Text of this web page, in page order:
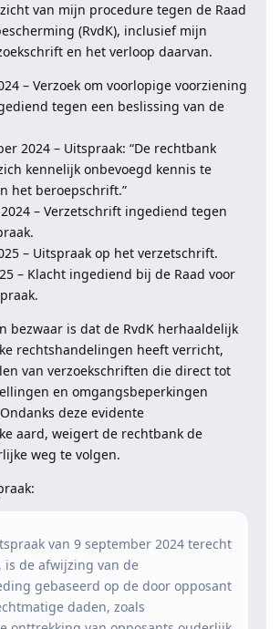
van mijn procedure tegen de Raad
(RvdK), inclusief mijn
en het verloop daarvan.
– Verzoek om voorlopige voorziening
tegen een beslissing van de
2024 – Uitspraak: “De rechtbank
kennelijk onbevoegd kennis te
het beroepschrift.”
– Verzetschrift ingediend tegen
– Uitspraak op het verzetschrift.
– Klacht ingediend bij de Raad voor
bezwaar is dat de RvdK herhaaldelijk
rechtshandelingen heeft verricht,
van verzoekschriften die direct tot
en omgangsbeperkingen
deze evidente
aard, weigert de rechtbank de
weg te volgen.
van 9 september 2024 terecht
is de afwijzing van de
gebaseerd op de door opposant
daden, zoals